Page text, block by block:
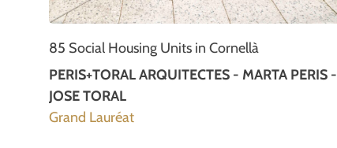
85 Social Housing Units in Cornellà
PERIS+TORAL ARQUITECTES - MARTA PERIS -
JOSE TORAL
Grand Lauréat